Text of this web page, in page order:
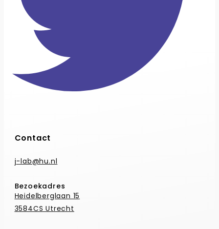
Contact
j-lab@hu.nl
Bezoekadres
Heidelberglaan 15
3584CS Utrecht